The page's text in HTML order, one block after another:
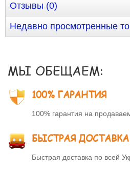
Отзывы (0)
Недавно просмотренные
МЫ ОБЕЩАЕМ:
100% ГАРАНТИЯ
100% гарантия на
БЫСТРАЯ ДОСТАВКА
Быстрая доставка по всей